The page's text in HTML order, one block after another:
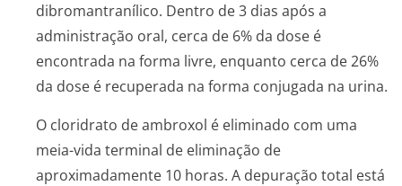
dibromantranílico. Dentro de 3 dias após a
administração oral, cerca de 6% da dose é
encontrada na forma livre, enquanto cerca de 26%
da dose é recuperada na forma conjugada na urina.
O cloridrato de ambroxol é eliminado com uma
meia-vida terminal de eliminação de
aproximadamente 10 horas. A depuração total está